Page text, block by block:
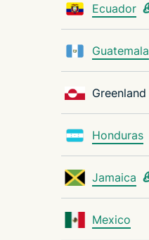
Ecuador
Guatemala
Greenland
Honduras
Jamaica
Mexico